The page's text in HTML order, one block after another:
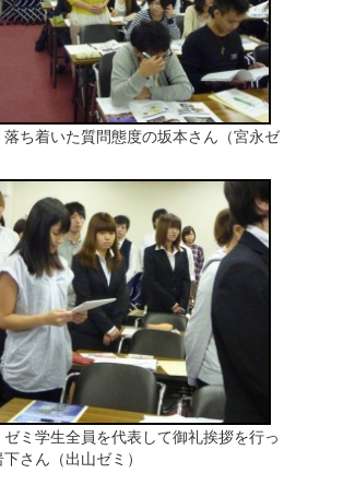
ち着いた質問態度の坂本さん（宮永ゼ
ミ学生全員を代表して御礼挨拶を行っ
さん（出山ゼミ）